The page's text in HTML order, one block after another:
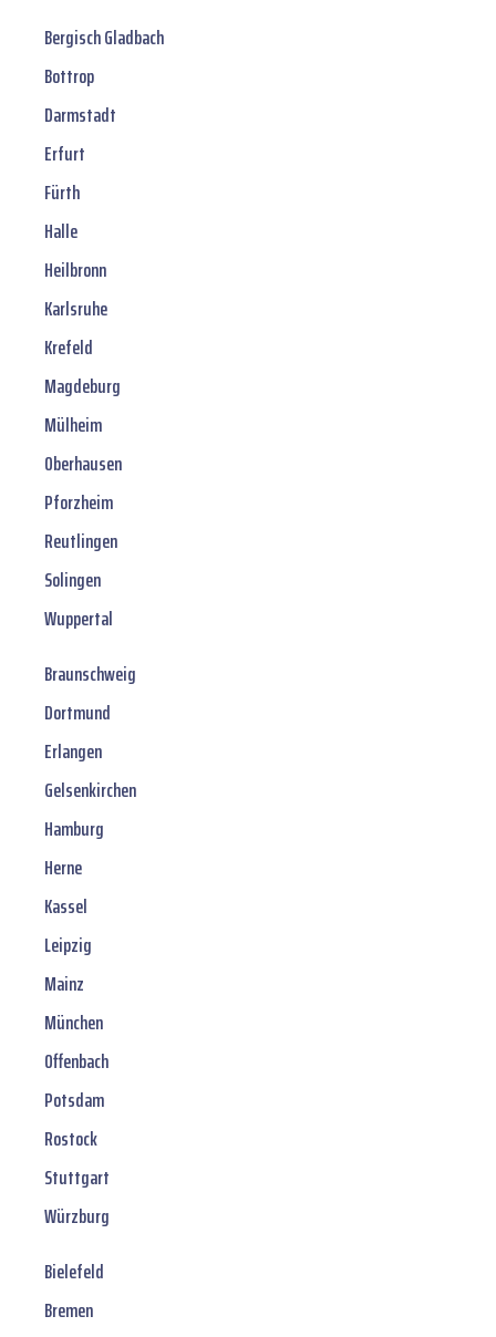
Bergisch Gladbach
Bottrop
Darmstadt
Erfurt
Fürth
Halle
Heilbronn
Karlsruhe
Krefeld
Magdeburg
Mülheim
Oberhausen
Pforzheim
Reutlingen
Solingen
Wuppertal
Braunschweig
Dortmund
Erlangen
Gelsenkirchen
Hamburg
Herne
Kassel
Leipzig
Mainz
München
Offenbach
Potsdam
Rostock
Stuttgart
Würzburg
Bielefeld
Bremen